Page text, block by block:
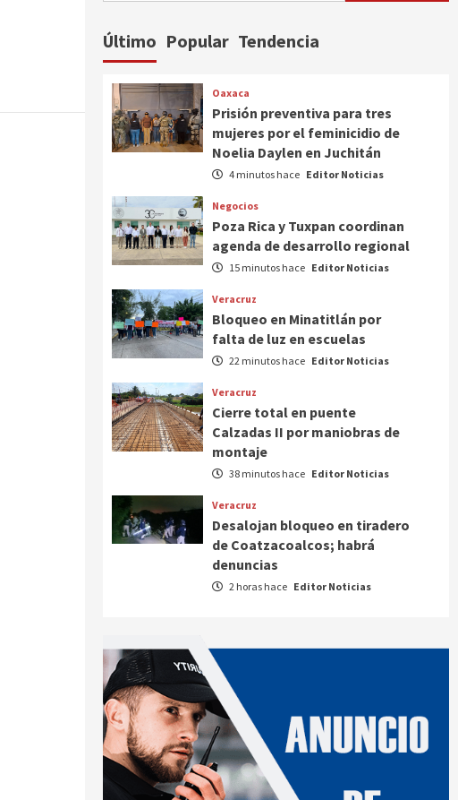
Último Popular Tendencia
Oaxaca
Prisión preventiva para tres
mujeres por el feminicidio de
Noelia Daylen en Juchitán
4 minutos hace Editor Noticias
Negocios
Poza Rica y Tuxpan coordinan
agenda de desarrollo regional
15 minutos hace Editor Noticias
Veracruz
Bloqueo en Minatitlán por
falta de luz en escuelas
22 minutos hace Editor Noticias
Veracruz
Cierre total en puente
Calzadas II por maniobras de
montaje
38 minutos hace Editor Noticias
Veracruz
Desalojan bloqueo en tiradero
de Coatzacoalcos; habrá
denuncias
2 horas hace Editor Noticias